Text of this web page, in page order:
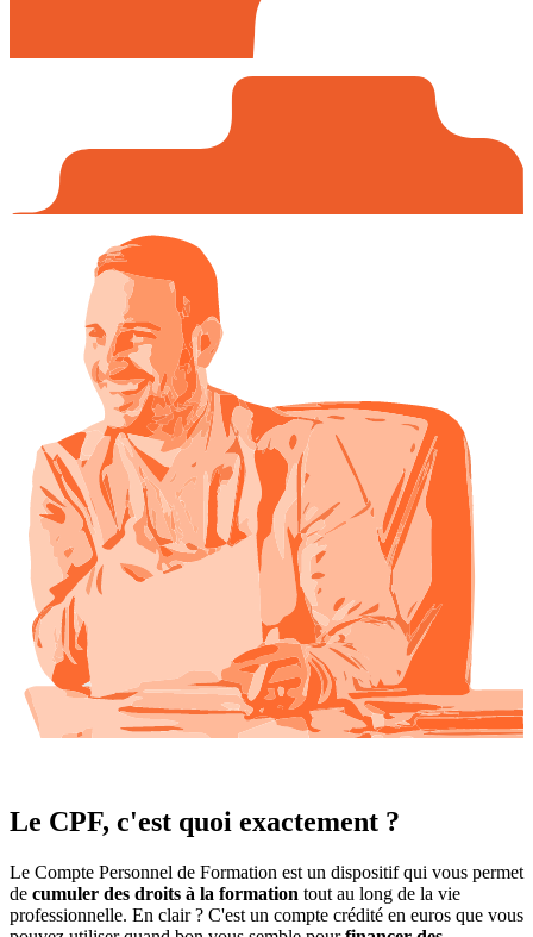
Le CPF, c'est quoi exactement ?
Le Compte Personnel de Formation est un dispositif qui vous permet
de cumuler des droits à la formation tout au long de la vie
professionnelle. En clair ? C'est un compte crédité en euros que vous